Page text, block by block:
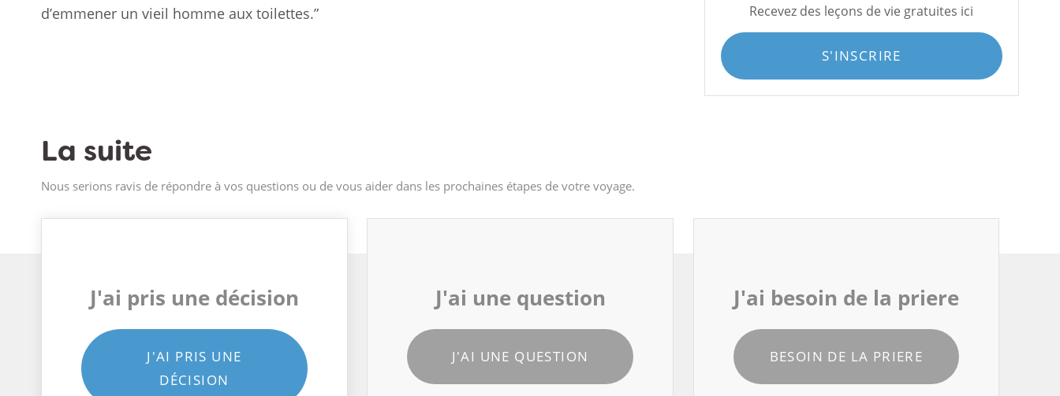
d’emmener un vieil homme aux toilettes.”
Recevez des leçons de vie gratuites ici
S'INSCRIRE
La suite
Nous serions ravis de répondre à vos questions ou de vous aider dans les prochaines étapes de votre voyage.
J'ai pris une décision
J'AI PRIS UNE
DÉCISION
J'ai une question
J'AI UNE QUESTION
J'ai besoin de la priere
BESOIN DE LA PRIERE